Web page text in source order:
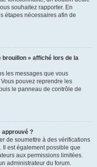
souhaitez rapporter. En
étapes nécessaires afin de
» affiché lors de la
les messages que vous
pouvez reprendre les
le panneau de contrôle de
approuvé ?
de soumettre à des vérifications
Il est également possible que
aux permissions limitées.
administrateur du forum.